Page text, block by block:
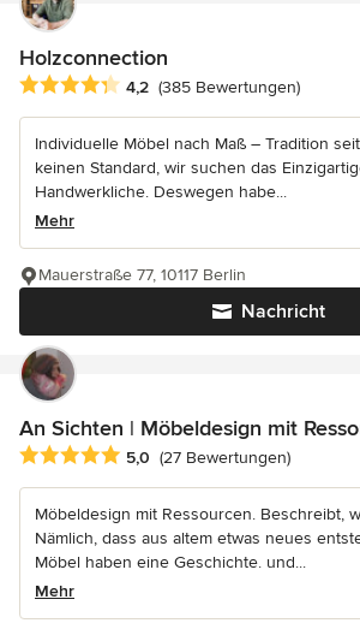
Holzconnection
Durchschnittliche Bewertung: 4.2 von 5
4,2 (385 Bewertungen)
Individuelle Möbel nach Maß – Tradition
keinen Standard, wir suchen das
Handwerkliche. Deswegen habe...
Mehr
Nachricht
Mauerstraße 77, 10117 Berlin
An Sichten | Möbeldesign mit
Durchschnittliche Bewertung: 5 von 5
5,0 (27 Bewertungen)
Möbeldesign mit Ressourcen. Beschreibt,
Nämlich, dass aus altem etwas neues
Möbel haben eine Geschichte. und...
Mehr